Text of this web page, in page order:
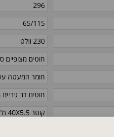
296
65/115
230 וולט
חוטים מצופיים
חומר המעטה
חוטים רב גידיים באורך 2000 מ"מ
קוטר 40X5.5 מ"מ / 1.57X0.22 אינץ'